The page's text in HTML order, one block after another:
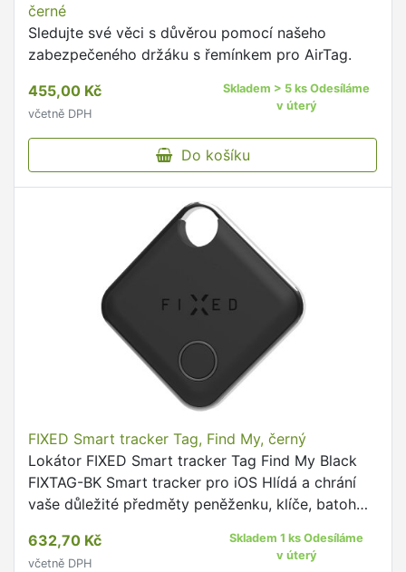
černé
Sledujte své věci s důvěrou pomocí našeho
zabezpečeného držáku s řemínkem pro AirTag.
455,00 Kč
včetně DPH
Skladem > 5 ks Odesíláme
v úterý
Do košíku
FIXED Smart tracker Tag, Find My, černý
Lokátor FIXED Smart tracker Tag Find My Black
FIXTAG-BK Smart tracker pro iOS Hlídá a chrání
vaše důležité předměty peněženku, klíče, batoh
Funguje v aplikaci …
632,70 Kč
včetně DPH
Skladem 1 ks Odesíláme
v úterý